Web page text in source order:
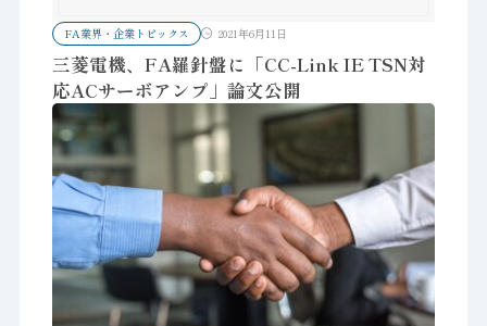
FA業界・企業トピックス 2021年6月11日
三菱電機、FA羅針盤に「CC-Link IE TSN対
応ACサーボアンプ」論文公開